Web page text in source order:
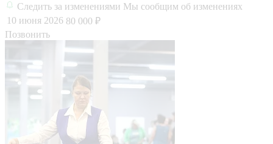
Следить за изменениями Мы сообщим об изменениях
10 июня 2026 80 000 ₽
Позвонить